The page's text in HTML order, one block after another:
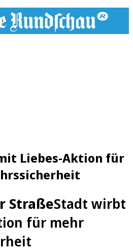
Liebes-Aktion für
StraßeStadt wirbt
für mehr